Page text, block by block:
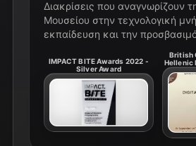
Διακρίσεις που αναγνωρίζουν
Μουσείου στην τεχνολογική
εκπαίδευση και την
IMPACT BITE Awards 2022 -
Silver Award
British
Hellenic